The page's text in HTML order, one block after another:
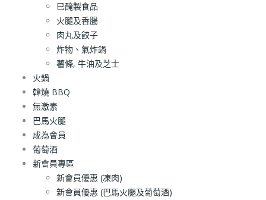
巳醃製食品
火腿及香腸
肉丸及餃子
炸物、氣炸鍋
薯條, 牛油及芝士
火鍋
韓燒 BBQ
無激素
巴馬火腿
成為會員
葡萄酒
新會員專區
新會員優惠 (凍肉)
新會員優惠 (巴馬火腿及葡萄酒)